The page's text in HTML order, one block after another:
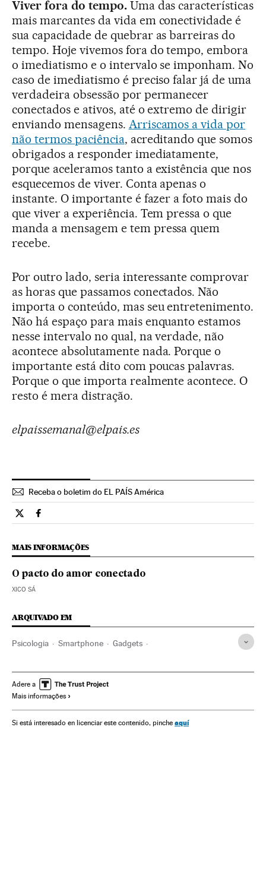
Viver fora do tempo.Uma das características
mais marcantes da vida em conectividade é
sua capacidade de quebrar as barreiras do
tempo. Hoje vivemos fora do tempo, embora
o imediatismo e o intervalo se imponham. No
caso de imediatismo é preciso falar já de uma
verdadeira obsessão por permanecer
conectados e ativos, até o extremo de dirigir
enviando mensagens. Arriscamos a vida por
não termos paciência, acreditando que somos
obrigados a responder imediatamente,
porque aceleramos tanto a existência que nos
esquecemos de viver. Conta apenas o
instante. O importante é fazer a foto mais do
que viver a experiência. Tem pressa o que
manda a mensagem e tem pressa quem
recebe.
Por outro lado, seria interessante comprovar
as horas que passamos conectados. Não
importa o conteúdo, mas seu entretenimento.
Não há espaço para mais enquanto estamos
nesse intervalo no qual, na verdade, não
acontece absolutamente nada. Porque o
importante está dito com poucas palavras.
Porque o que importa realmente acontece. O
resto é mera distração.
elpaissemanal@elpais.es
Receba o boletim do EL PAÍS América
Tecnologia El País Brasil en Twitter
Tecnologia El País Brasil en Facebook
MAIS INFORMAÇÕES
O pacto do amor conectado
XICO SÁ
ARQUIVADO EM
Psicologia Smartphone Gadgets
Estilo vida Telefonia Telecomunicações
Comunicações
Adere a
Mais informações
Si está interesado en licenciar este contenido, pinche aquí